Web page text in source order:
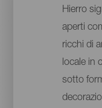
Hierro
aperti
ricchi di
locale in
sotto